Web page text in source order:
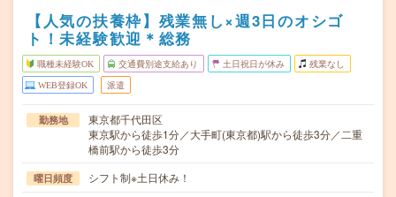
【人気の扶養枠】残業無し×週3日のオシゴ
ト！未経験歓迎＊総務
職種未経験OK 交通費別途支給あり 土日祝日が休み 残業なし
WEB登録OK 派遣
勤務地
東京都千代田区
東京駅から徒歩1分／大手町(東京都)駅から徒歩3分／二重
橋前駅から徒歩3分
曜日頻度 シフト制※土日休み！